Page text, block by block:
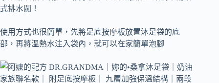
使用方式也很簡單，先將足底按摩板放置沐足袋的底
部，再將溫熱水注入袋內，就可以在家簡單泡腳